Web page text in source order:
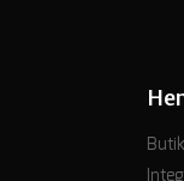
Butik